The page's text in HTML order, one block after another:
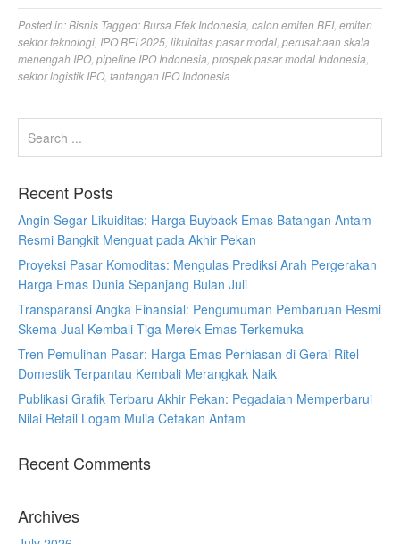
Posted in:Bisnis Tagged:Bursa Efek Indonesia, calon emiten BEI, emiten
sektor teknologi, IPO BEI 2025, likuiditas pasar modal, perusahaan skala
menengah IPO, pipeline IPO Indonesia, prospek pasar modal Indonesia,
sektor logistik IPO, tantangan IPO Indonesia
Recent Posts
Angin Segar Likuiditas: Harga Buyback Emas Batangan Antam
Resmi Bangkit Menguat pada Akhir Pekan
Proyeksi Pasar Komoditas: Mengulas Prediksi Arah Pergerakan
Harga Emas Dunia Sepanjang Bulan Juli
Transparansi Angka Finansial: Pengumuman Pembaruan Resmi
Skema Jual Kembali Tiga Merek Emas Terkemuka
Tren Pemulihan Pasar: Harga Emas Perhiasan di Gerai Ritel
Domestik Terpantau Kembali Merangkak Naik
Publikasi Grafik Terbaru Akhir Pekan: Pegadaian Memperbarui
Nilai Retail Logam Mulia Cetakan Antam
Recent Comments
Archives